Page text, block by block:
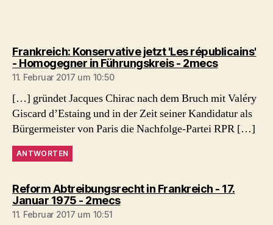
Frankreich: Konservative jetzt 'Les républicains'
- Homogegner in Führungskreis - 2mecssagt:
11. Februar 2017 um 10:50
[…] gründet Jacques Chirac nach dem Bruch mit Valéry
Giscard d’Estaing und in der Zeit seiner Kandidatur als
Bürgermeister von Paris die Nachfolge-Partei RPR […]
ANTWORTEN
Reform Abtreibungsrecht in Frankreich - 17.
Januar 1975 - 2mecssagt:
11. Februar 2017 um 10:51